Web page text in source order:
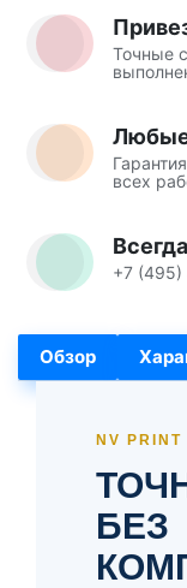
Точные
Любые
всех
+7
Обзор
NV
БЕЗ